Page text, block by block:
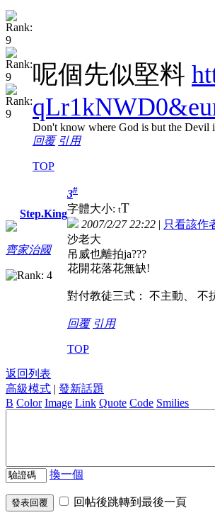
呢個先似堅料
Don't know where God is but the Devil
回覆 引用
TOP
Step.King
齊家治國
3#
字體大小: tT
2007/2/27 22:22 | 只看該作
沙老大
吊威也離拍ja???
花開花落花無缺!
對付教徒三式： 不主動、 不
回覆 引用
TOP
返回列表
高級模式 | 發新話題
B Color Image Link Quote Code Smilies
換一個
發表回覆 回帖後跳轉到最後一頁